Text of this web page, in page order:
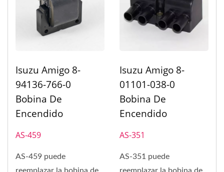
Isuzu Amigo 8-
94136-766-0
Bobina De
Encendido
AS-459
AS-459 puede
Isuzu Amigo 8-
01101-038-0
Bobina De
Encendido
AS-351
AS-351 puede